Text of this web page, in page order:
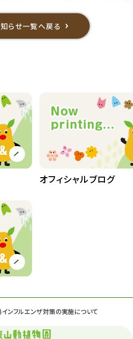
インフルエンザ対策の実施について
らせ一覧へ戻る
オフィシャルブログ